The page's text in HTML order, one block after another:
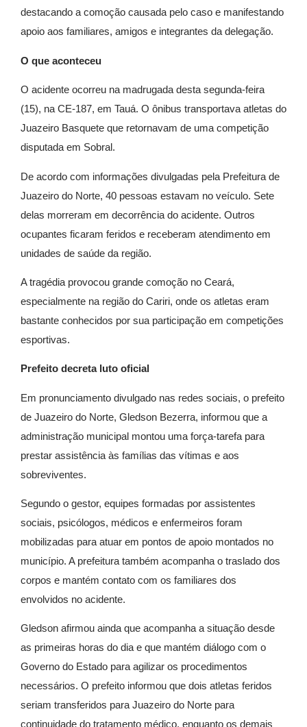
destacando a comoção causada pelo caso e manifestando
apoio aos familiares, amigos e integrantes da delegação.
O que aconteceu
O acidente ocorreu na madrugada desta segunda-feira
(15), na CE-187, em Tauá. O ônibus transportava atletas do
Juazeiro Basquete que retornavam de uma competição
disputada em Sobral.
De acordo com informações divulgadas pela Prefeitura de
Juazeiro do Norte, 40 pessoas estavam no veículo. Sete
delas morreram em decorrência do acidente. Outros
ocupantes ficaram feridos e receberam atendimento em
unidades de saúde da região.
A tragédia provocou grande comoção no Ceará,
especialmente na região do Cariri, onde os atletas eram
bastante conhecidos por sua participação em competições
esportivas.
Prefeito decreta luto oficial
Em pronunciamento divulgado nas redes sociais, o prefeito
de Juazeiro do Norte, Gledson Bezerra, informou que a
administração municipal montou uma força-tarefa para
prestar assistência às famílias das vítimas e aos
sobreviventes.
Segundo o gestor, equipes formadas por assistentes
sociais, psicólogos, médicos e enfermeiros foram
mobilizadas para atuar em pontos de apoio montados no
município. A prefeitura também acompanha o traslado dos
corpos e mantém contato com os familiares dos
envolvidos no acidente.
Gledson afirmou ainda que acompanha a situação desde
as primeiras horas do dia e que mantém diálogo com o
Governo do Estado para agilizar os procedimentos
necessários. O prefeito informou que dois atletas feridos
seriam transferidos para Juazeiro do Norte para
continuidade do tratamento médico, enquanto os demais